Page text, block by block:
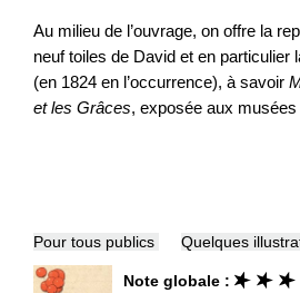
Au milieu de l’ouvrage, on offre la
neuf toiles de David et en particulier
(en 1824 en l’occurrence), à savoir
et les Grâces, exposée aux
Pour tous publics Quelques
Note globale :